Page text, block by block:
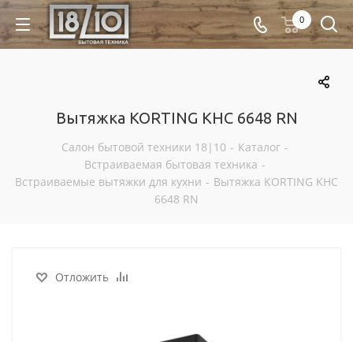
0
Вытяжка KORTING KHC 6648 RN
Салон бытовой техники 18|10 - Каталог -
Встраиваемая бытовая техника -
Встраиваемые вытяжки для кухни - Вытяжка KORTING KHC
6648 RN
Отложить